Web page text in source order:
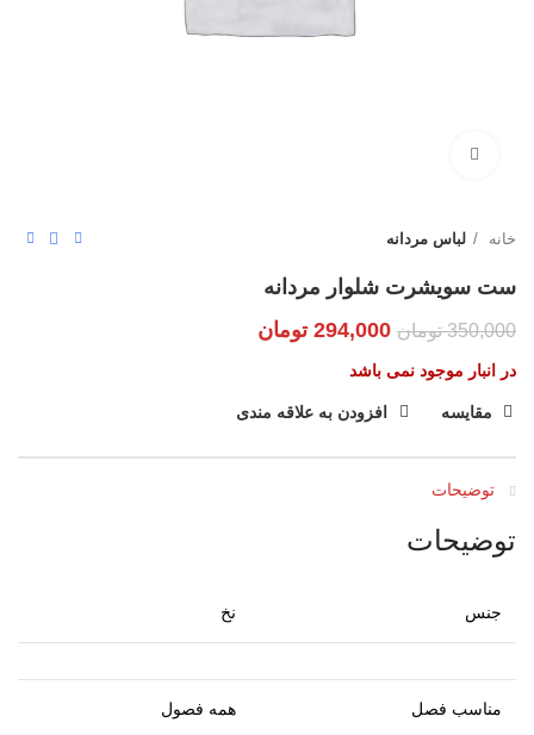
خانه لباس مردانه
ست سویشرت شلوار مردانه
350,000 تومان 294,000 تومان
در انبار موجود نمی باشد
مقایسه افزودن به علاقه مندی
توضیحات
توضیحات
جنس نخ
مناسب فصل همه فصول